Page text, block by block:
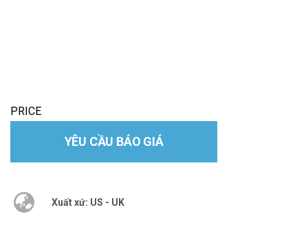
PRICE
YÊU CẦU BÁO GIÁ
Xuất xứ: US - UK